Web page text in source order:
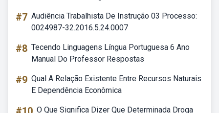
#7 Audiência Trabalhista De Instrução 03 Processo:
0024987-32.2016.5.24.0007
#8 Tecendo Linguagens Língua Portuguesa 6 Ano
Manual Do Professor Respostas
#9 Qual A Relação Existente Entre Recursos Naturais
E Dependência Econômica
O Que Significa Dizer Que Determinada Droga